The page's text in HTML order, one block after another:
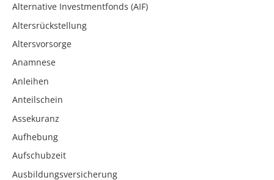
Alternative Investmentfonds (AIF)
Altersrückstellung
Altersvorsorge
Anamnese
Anleihen
Anteilschein
Assekuranz
Aufhebung
Aufschubzeit
Ausbildungsversicherung